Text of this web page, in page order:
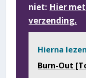
niet: Hier
verzending.
Hierna
Burn-Out